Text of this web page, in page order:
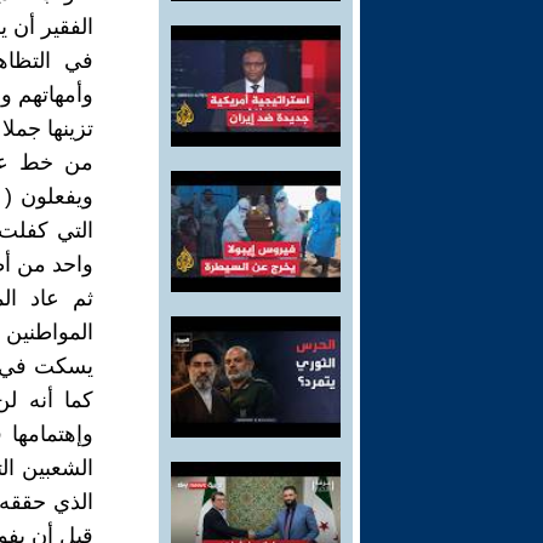
الفقير
في
وأمهاتهم
تزينها
من خط
ويفعلون (
التي
واحد من
ثم عاد
يسكت في
كما أنه
الشعبين
الذي
قبل أن